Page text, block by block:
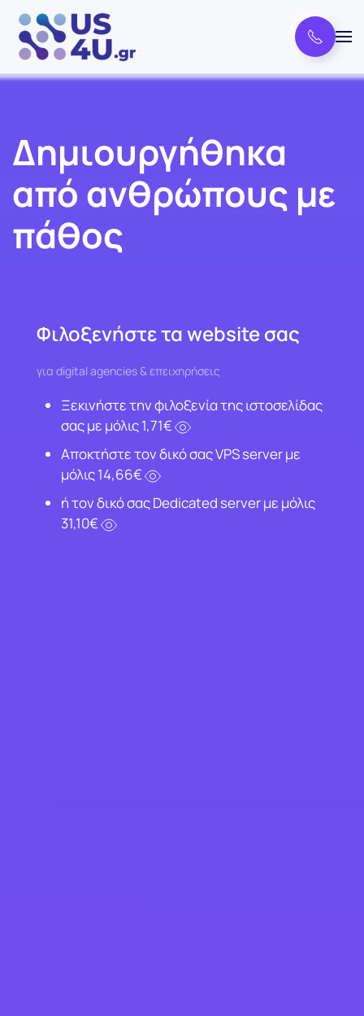
Δημιουργήθηκα
από ανθρώπους με
πάθος
Φιλοξενήστε τα website σας
για digital agencies & επειχηρήσεις
Ξεκινήστε την φιλοξενία της ιστοσελίδας
σας με μόλις 1,71€
Αποκτήστε τον δικό σας VPS server με
μόλις 14,66€
ή τον δικό σας Dedicated server με μόλις
31,10€